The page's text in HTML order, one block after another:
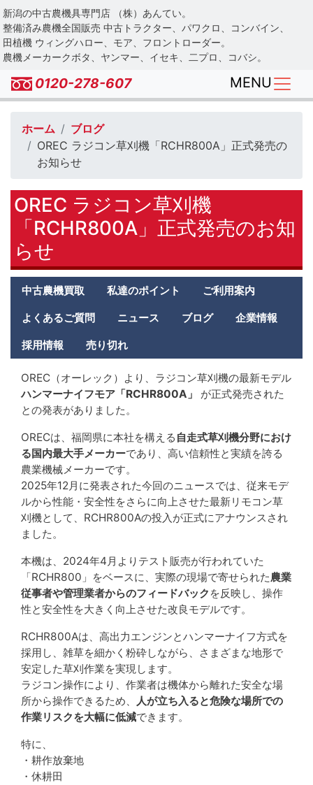
Skip
to
main
content
新潟の中古農機具専門店 （株）あんてい。
整備済み農機全国販売 中古トラクター、パワクロ、コンバイン、
田植機 ウィングハロー、モア、フロントローダー。
農機メーカークボタ、ヤンマー、イセキ、二プロ、コバシ。
0120-278-607 MENU
ホーム
ブログ
OREC ラジコン草刈機「RCHR800A」正式発売の
お知らせ
OREC ラジコン草刈機
「RCHR800A」正式発売のお知
らせ
Antei
second
menu
中古農機買取 私達のポイント ご利用案内
よくあるご質問 ニュース ブログ 企業情報
採用情報 売り切れ
OREC（オーレック）より、ラジコン草刈機の最新モデル
ハンマーナイフモア「RCHR800A」
が正式発売された
との発表がありました。
ORECは、福岡県に本社を構える 自走式草刈機分野におけ
る国内最大手メーカーであり、高い信頼性と実績を誇る
農業機械メーカーです。
2025年12月に発表された今回のニュースでは、従来モデ
ルから性能・安全性をさらに向上させた最新リモコン草
刈機として、RCHR800Aの投入が正式にアナウンスされ
ました。
本機は、2024年4月よりテスト販売が行われていた
「RCHR800」をベースに、実際の現場で寄せられた農業
従事者や管理業者からのフィードバック を反映し、操作
性と安全性を大きく向上させた改良モデルです。
RCHR800Aは、高出力エンジンとハンマーナイフ方式を
採用し、雑草を細かく粉砕しながら、さまざまな地形で
安定した草刈作業を実現します。
ラジコン操作により、作業者は機体から離れた安全な場
所から操作できるため、
人が立ち入ると危険な場所での
作業リスクを大幅に低減できます。
特に、
・耕作放棄地
・休耕田